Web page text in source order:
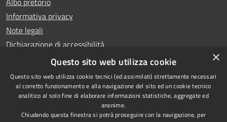
Informativa privacy
Note legali
Dichiarazione di accessibilità
Whistleblowing
×
Questo sito web utilizza cookie
Questo sito web utilizza cookie tecnici (ed assimilati) strettamente necessari
al corretto funzionamento e alla navigazione del sito ed un cookie tecnico
analitico al solo fine di elaborare informazioni statistiche, aggregate ed
anonime.
Chiudendo questa finestra si potrà proseguire con la navigazione, per